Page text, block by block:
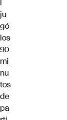
l
ju
gó
los
90
mi
nu
tos
de
pa